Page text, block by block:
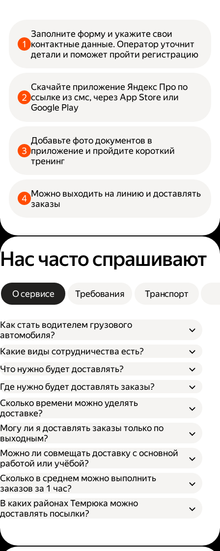
Заполните форму и укажите свои
контактные данные. Оператор уточнит
детали и поможет пройти регистрацию
Скачайте приложение Яндекс Про по
ссылке из смс, через App Store или
Google Play
Добавьте фото документов в
приложение и пройдите короткий
тренинг
Можно выходить на линию и доставлять
заказы
Нас часто спрашивают
О сервисе Требования Транспорт
Как стать водителем грузового
автомобиля?
Какие виды сотрудничества есть?
Через парк;
Через парк как самозанятый;
Как самозанятый;
Как индивидуальный предприниматель;
Что нужно будет доставлять?
Где нужно будет доставлять заказы?
Сколько времени можно уделять
доставке?
Могу ли я доставлять заказы только по
выходным?
Можно ли совмещать доставку с основной
работой или учёбой?
Сколько в среднем можно выполнить
заказов за 1 час?
В каких районах Темрюка можно
доставлять посылки?